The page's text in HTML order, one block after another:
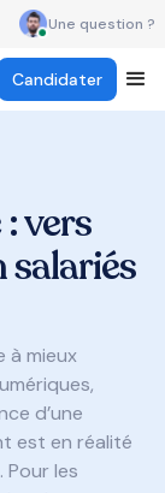
Une question ?
Candidater
vers
à mieux
d’une
est en réalité
les